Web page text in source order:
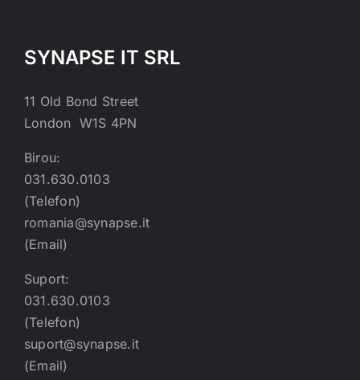
SYNAPSE IT SRL
11 Old Bond Street
London W1S 4PN
Birou:
031.630.0103
(Telefon)
romania@synapse.it
(Email)
Suport:
031.630.0103
(Telefon)
suport@synapse.it
(Email)